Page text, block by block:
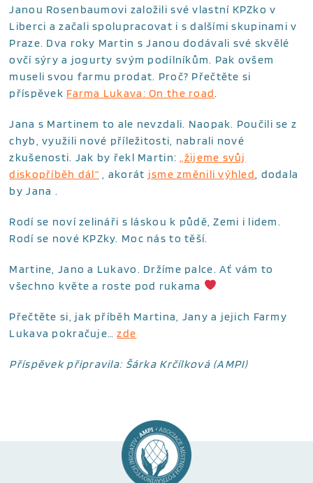
Janou Rosenbaumovi založili své vlastní KPZko v
Liberci a začali spolupracovat i s dalšími skupinami v
Praze. Dva roky Martin s Janou dodávali své skvělé
ovčí sýry a jogurty svým podílníkům. Pak ovšem
museli svou farmu prodat. Proč? Přečtěte si
příspěvek Farma Lukava: On the road.
Jana s Martinem to ale nevzdali. Naopak. Poučili se z
chyb, využili nové příležitosti, nabrali nové
zkušenosti. Jak by řekl Martin:
„žijeme svůj
diskopříběh dál“ , akorát jsme změnili výhled , dodala
by Jana .
Rodí se noví zelináři s láskou k půdě, Zemi i lidem.
Rodí se nové KPZky. Moc nás to těší.
Martine, Jano a Lukavo. Držíme palce. Ať vám to
všechno květe a roste pod rukama
Přečtěte si, jak příběh Martina, Jany a jejich Farmy
Lukava pokračuje…zde
Příspěvek připravila: Šárka Krčílková (AMPI)